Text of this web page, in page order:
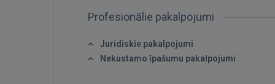
Profesionālie pakalpojumi
Juridiskie pakalpojumi
Nekustamo īpašumu pakalpojumi